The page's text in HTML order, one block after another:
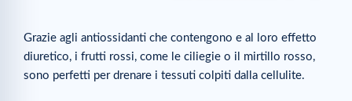
Grazie agli antiossidanti che contengono e al loro effetto
diuretico, i frutti rossi, come le ciliegie o il mirtillo rosso,
sono perfetti per drenare i tessuti colpiti dalla cellulite.